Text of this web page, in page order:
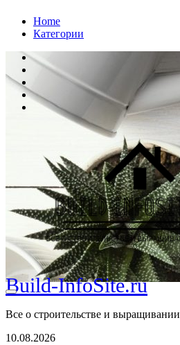
ПерейтиHome
Категории
Build-InfoSite.ru
Все о строительстве и
10.08.2026